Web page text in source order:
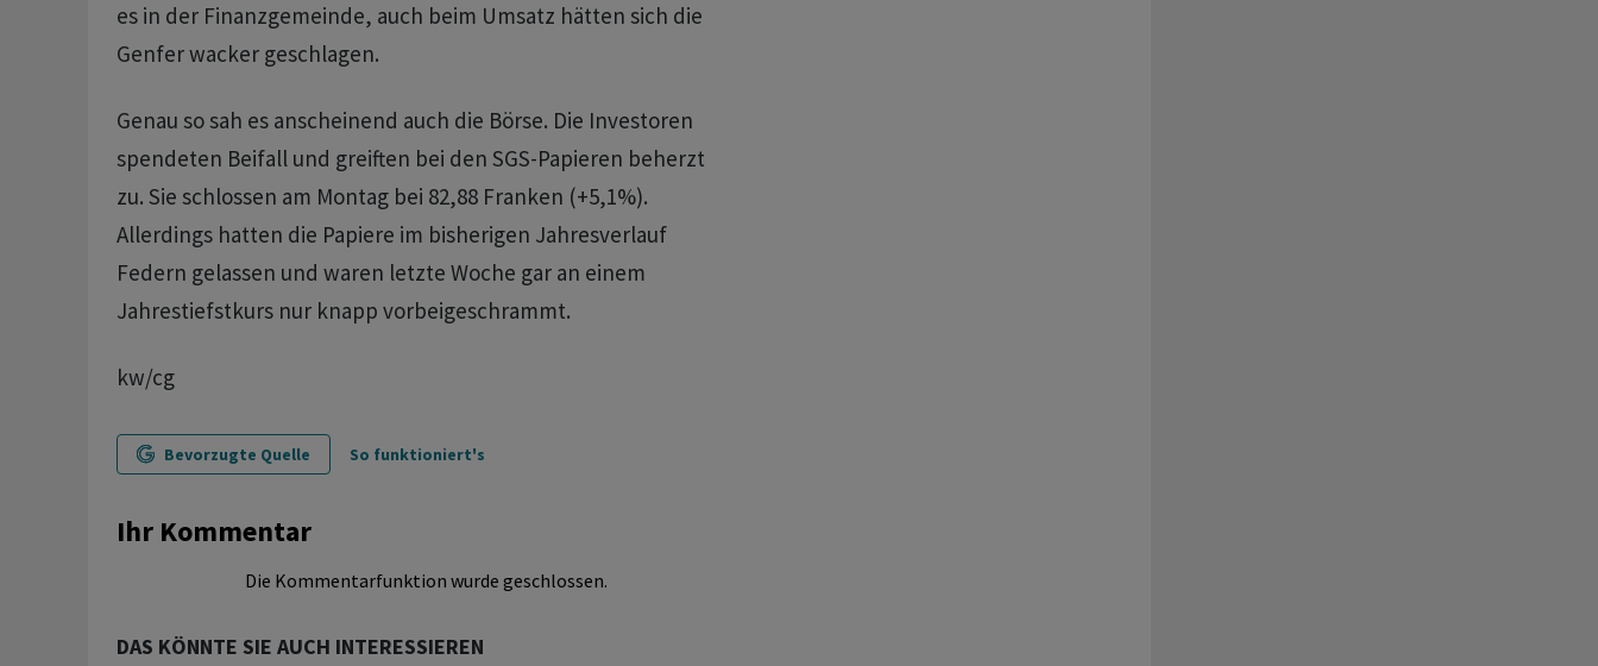
es in der Finanzgemeinde, auch beim Umsatz hätten sich die
Genfer wacker geschlagen.
Genau so sah es anscheinend auch die Börse. Die Investoren
spendeten Beifall und greiften bei den SGS-Papieren beherzt
zu. Sie schlossen am Montag bei 82,88 Franken (+5,1%).
Allerdings hatten die Papiere im bisherigen Jahresverlauf
Federn gelassen und waren letzte Woche gar an einem
Jahrestiefstkurs nur knapp vorbeigeschrammt.
kw/cg
Bevorzugte Quelle So funktioniert's
Ihr Kommentar
Die Kommentarfunktion wurde geschlossen.
DAS KÖNNTE SIE AUCH INTERESSIEREN